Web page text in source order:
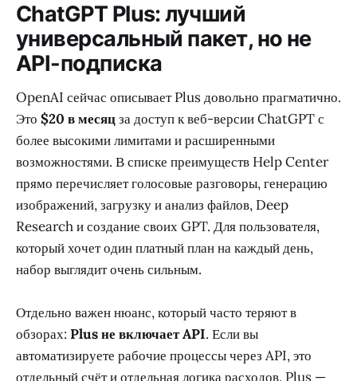
ChatGPT Plus: лучший
универсальный пакет, но не
API-подписка
OpenAI сейчас описывает Plus довольно прагматично.
Это $20 в месяцза доступ к веб-версии ChatGPT с
более высокими лимитами и расширенными
возможностями. В списке преимуществ Help Center
прямо перечисляет голосовые разговоры, генерацию
изображений, загрузку и анализ файлов, Deep
Research и создание своих GPT. Для пользователя,
который хочет один платный план на каждый день,
набор выглядит очень сильным.
Отдельно важен нюанс, который часто теряют в
обзорах: Plus не включает API. Если вы
автоматизируете рабочие процессы через API, это
отдельный счёт и отдельная логика расходов. Plus —